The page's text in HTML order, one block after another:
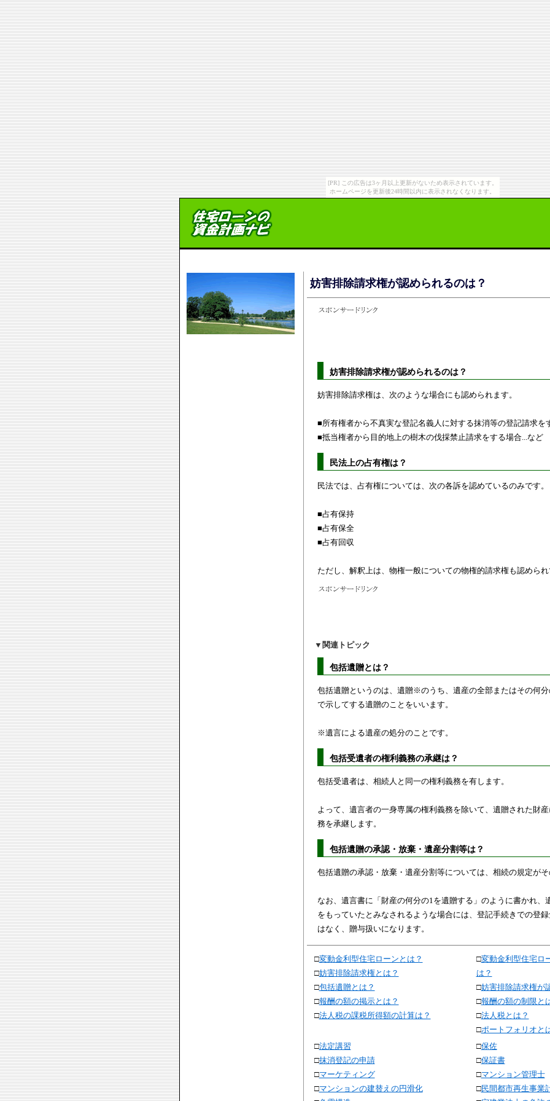
[PR] この広告は3ヶ月以上更新がないため表示されています。
ホームページを更新後24時間以内に表示されなくなります。
妨害排除請求権が認められるのは？
妨害排除請求権が認められるのは？
妨害排除請求権は、次のような場合にも認められます。
■所有権者から不真実な登記名義人に対する抹消等の登記請求を
■抵当権者から目的地上の樹木の伐採禁止請求をする場合...など
民法上の占有権は？
民法では、占有権については、次の各訴を認めているのみです。
■占有保持
■占有保全
■占有回収
ただし、解釈上は、物権一般についての物権的請求権も認めら
▼ 関連トピック
包括遺贈とは？
包括遺贈というのは、遺贈※のうち、遺産の全部またはその何
で示してする遺贈のことをいいます。
※遺言による遺産の処分のことです。
包括受遺者の権利義務の承継は？
包括受遺者は、相続人と同一の権利義務を有します。
よって、遺言者の一身専属の権利義務を除いて、遺贈された財
務を承継します。
包括遺贈の承認・放棄・遺産分割等は？
包括遺贈の承認・放棄・遺産分割等については、相続の規定が
なお、遺言書に「財産の何分の1を遺贈する」のように書かれ、
をもっていたとみなされるような場合には、登記手続きでの登
はなく、贈与扱いになります。
□変動金利型住宅ローンとは？
□妨害排除請求権とは？
□包括遺贈とは？
□報酬の額の掲示とは？
□法人税の課税所得額の計算は？
□変動金利型住宅ロ
は？
□妨害排除請求権が
□報酬の額の制限と
□法人税とは？
□ポートフォリオと
□法定講習
□抹消登記の申請
□マーケティング
□マンションの建替えの円滑化
□保佐
□保証書
□マンション管理士
□民間都市再生事業